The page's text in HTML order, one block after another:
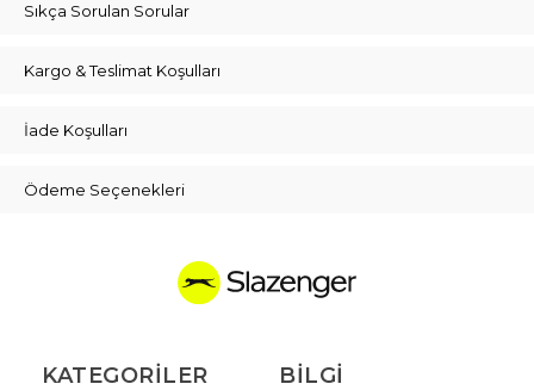
Sıkça Sorulan Sorular
Kargo & Teslimat Koşulları
İade Koşulları
Ödeme Seçenekleri
KATEGORILER BILGI